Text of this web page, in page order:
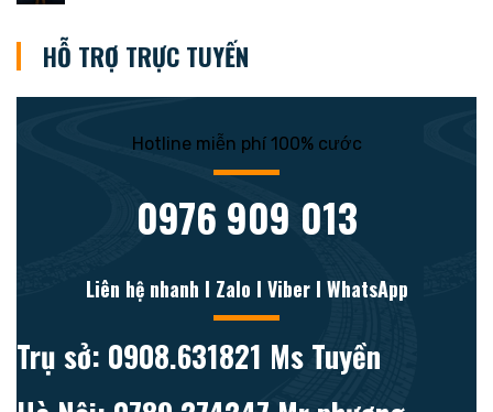
HỖ TRỢ TRỰC TUYẾN
Hotline miễn phí 100% cước
0976 909 013
Liên hệ nhanh l Zalo l Viber l WhatsApp
Trụ sở: 0908.631821 Ms Tuyền